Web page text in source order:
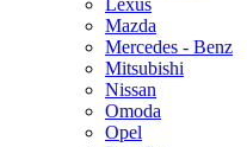
Lexus
Mazda
Mercedes - Benz
Mitsubishi
Nissan
Omoda
Opel